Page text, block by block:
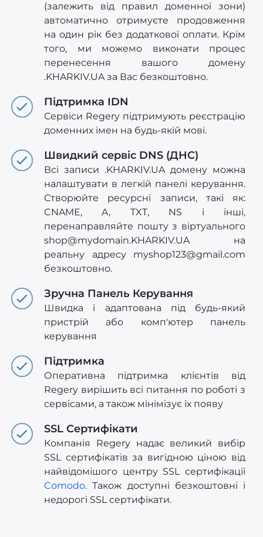
(залежить від правил доменної зони)
автоматично отримуєте продовження
на один рік без додаткової оплати. Крім
того, ми можемо виконати процес
перенесення вашого домену
.KHARKIV.UA за Вас безкоштовно.
Підтримка IDN
Сервіси Regery підтримують реєстрацію
доменних імен на будь-якій мові.
Швидкий сервіс DNS (ДНС)
Всі записи .KHARKIV.UA домену можна
налаштувати в легкій панелі керування.
Створюйте ресурсні записи, такі як:
CNAME, A, TXT, NS і інші,
перенаправляйте пошту з віртуального
shop@mydomain.KHARKIV.UAна
реальну адресу myshop123@gmail.com
безкоштовно.
Зручна Панель Керування
Швидка і адаптована під будь-який
пристрій або комп'ютер панель
керування
Підтримка
Оперативна підтримка клієнтів від
Regery вирішить всі питання по роботі з
сервісами, а також мінімізує їх появу
SSL Сертифікати
Компанія Regery надає великий вибір
SSL сертифікатів за вигідною ціною від
найвідомішого центру SSL сертифікації
Comodo. Також доступні безкоштовні і
недорогі SSL сертифікати.